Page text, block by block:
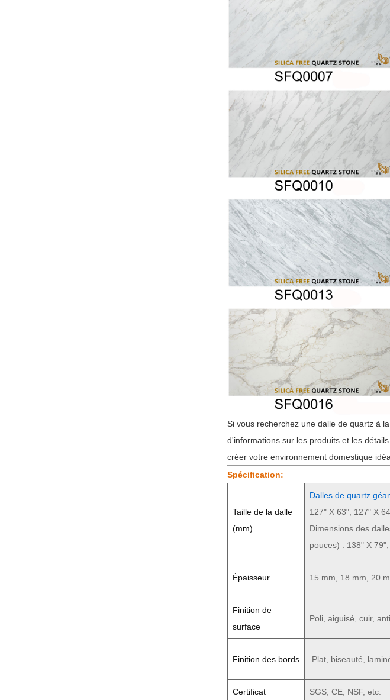
Si vous recherchez une dalle de quartz à
d'informations sur les produits et les
créer votre environnement domestique
Spécification:
Taille de la dalle
(mm)
Dalles de quartz
127" X 63", 127" X
Dimensions des
pouces) : 138" X
Épaisseur 15 mm, 18 mm, 20
Finition de
surface
Poli, aiguisé, cuir,
Finition des bords Plat, biseauté,
Certificat SGS, CE, NSF, etc.